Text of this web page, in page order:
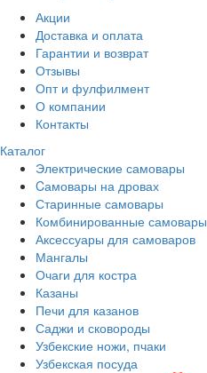
Акции
Доставка и оплата
Гарантии и возврат
Отзывы
Опт и фулфилмент
О компании
Контакты
Каталог
Электрические самовары
Cамовары на дровах
Старинные самовары
Комбинированные самовары
Аксессуары для самоваров
Мангалы
Очаги для костра
Казаны
Печи для казанов
Саджи и сковороды
Узбекские ножи, пчаки
Узбекская посуда